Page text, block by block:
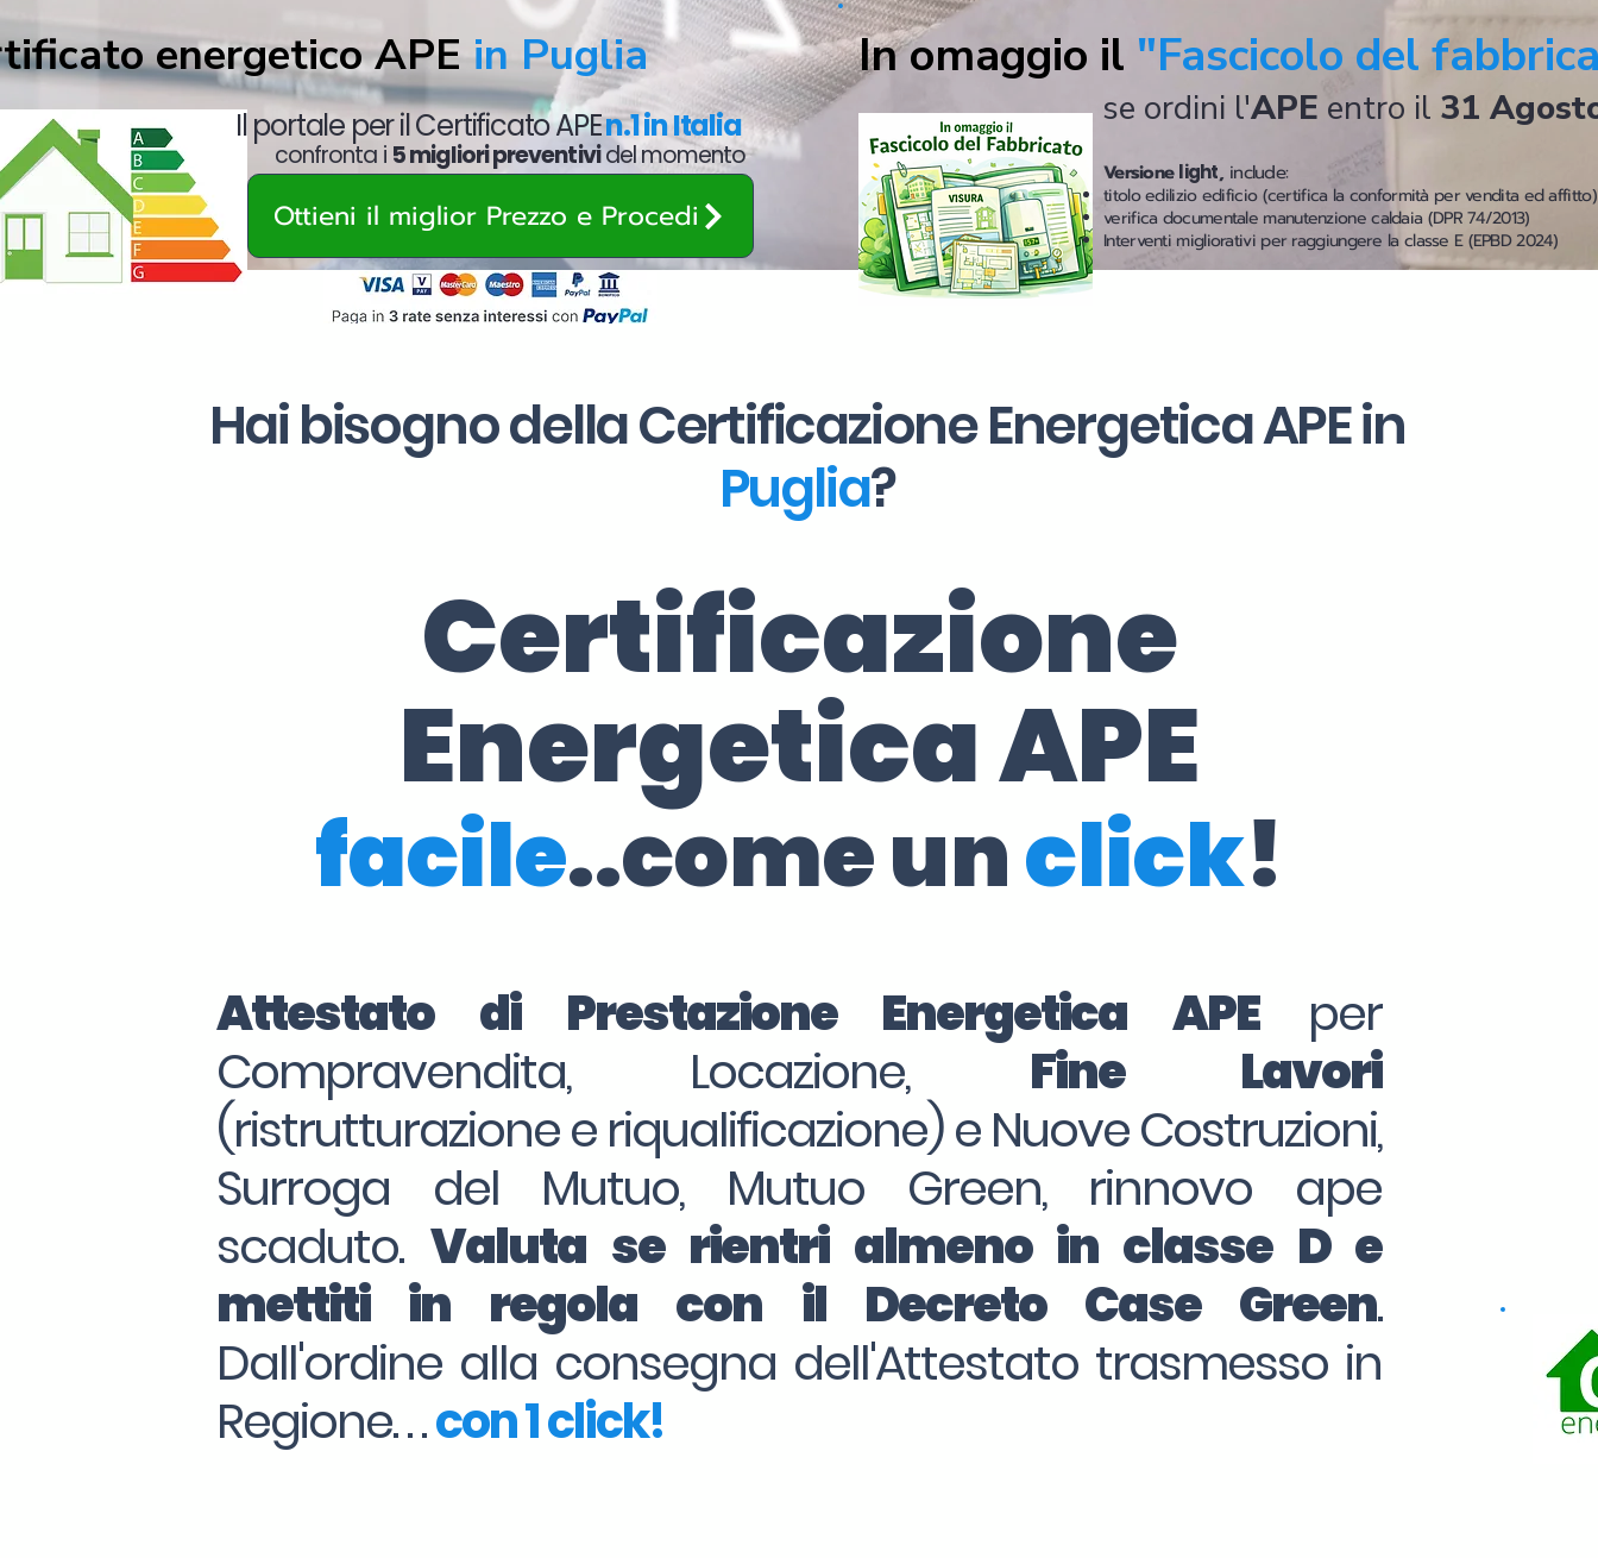
energetico APE in Puglia
Ottieni il miglior Prezzo e Procedi
Il portale per il Certificato APEn.1 in Italia
confronta i 5 migliori preventividel momento
In omaggio il "Fascicolo del
se ordini l'APE entro il 31
Versionelight,include:
titolo edilizio edificio (certifica la conformità per vendita ed affitto)
verifica documentale manutenzione caldaia (DPR 74/2013)
Interventi migliorativi per raggiungere la classe E (EPBD 2024)
Hai bisogno della Certificazione Energetica APE in
Puglia?
Certificazione
Energetica APE
facile..come unclick!
Attestato di Prestazione Energetica APEper
Compravendita, Locazione, Fine Lavori
(ristrutturazione e riqualificazione) e Nuove Costruzioni,
Surroga del Mutuo, Mutuo Green, rinnovo ape
scaduto.Valuta se rientri almeno in classe D e
mettiti in regola con il Decreto Case Green.
Dall'ordine alla consegna dell'Attestato trasmesso in
Regione. . .con 1 click!